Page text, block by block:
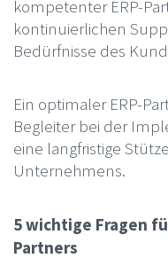
kompetenter ERP-
kontinuierlichen
Bedürfnisse des
Ein optimaler ERP-
Begleiter bei der
eine langfristige
Unternehmens.
5 wichtige Fragen
Partners